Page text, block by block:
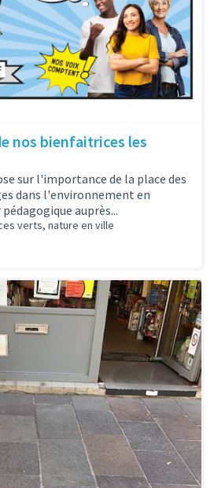
nos bienfaitrices les
sur l'importance de la place des
dans l'environnement en
auprès...
verts, nature en ville